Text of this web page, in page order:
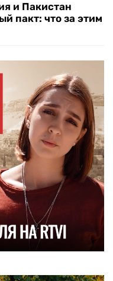
и Пакистан
пакт: что за этим